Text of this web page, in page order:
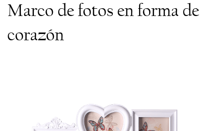
Marco de fotos en forma de
corazón